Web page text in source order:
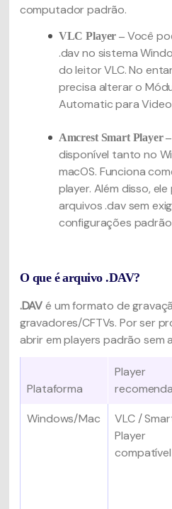
computador padrão.
VLC Player –Você
.dav no sistema
do leitor VLC. No
precisa alterar o
Automatic para Video
Amcrest Smart Player –
disponível tanto no
macOS. Funciona
player. Além disso,
arquivos .dav sem
configurações
O que é arquivo .DAV?
.DAVé um formato de
gravadores/CFTVs. Por ser
abrir em players padrão sem
Plataforma
Player
Windows/Mac
VLC /
Player
compatível